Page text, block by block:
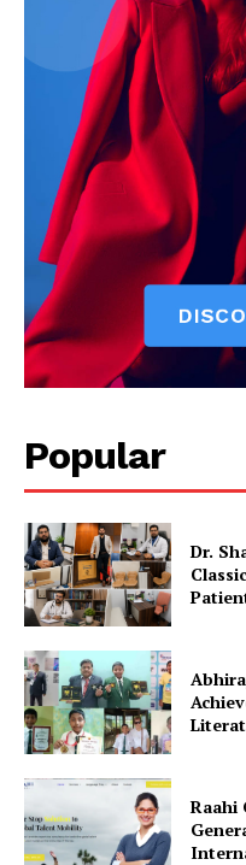
Popular
Dr.
Raahi